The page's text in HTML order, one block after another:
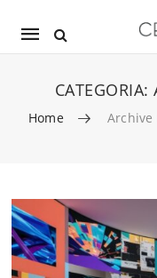
Mobile
CATEGORIA:
Home Archive
Skip to content